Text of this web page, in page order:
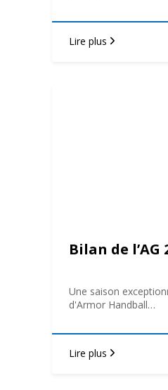
Lire plus
Bilan de l’AG
Une saison
d'Armor Handball…
Lire plus